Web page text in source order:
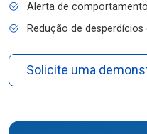
Alerta de
Redução de
Solicite uma